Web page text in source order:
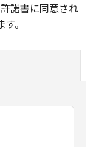
諾書に同意され
。